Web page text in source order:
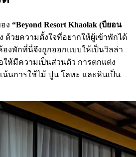
ง “Beyond Resort Khaolak (บียอน
ด้วยความตั้งใจที่อยากให้ผู้เข้าพักได้
งพักที่นี่จึงถูกออกแบบให้เป็นวิลล่า
ให้มีความเป็นส่วนตัว การตกแต่ง
น้นการใช้ไม้ ปูน โลหะ และหินเป็น